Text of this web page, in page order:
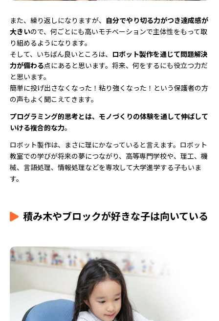
また、繰り返しになりますが、 自分でやり切る力がつき達成感が
大きいので、何ごとにも高いモチベーションで主体性をもって取
り組めるようになります。
そして、いちばん良いところは、 ロボット製作を通じて問題解決
力が備わる点にあると思います。将来、何をするにも役立つ力だ
と思います。
簡単に投げ出さなくなった！粘り強くなった！という保護者の方
の声もよく聞こえてきます。
プログラミング的思考とは、モノづくりの体験を通して伸ばして
いける複合的な力。
ロボット製作は、まさに理にかなっていると言えます。ロボット
教室での学びが将来の夢につながり、高等専門学校や、理工、機
械、言語処理、情報処理などを専攻して大学進学する子もいま
す。
積み木やブロックが好きな子は向いている